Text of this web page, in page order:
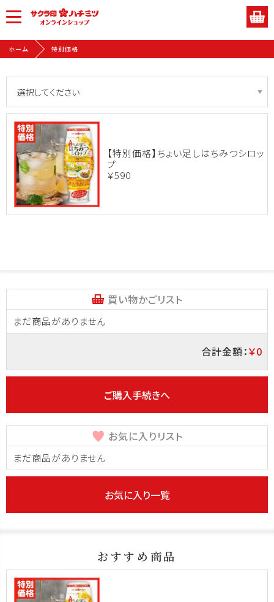
ホーム 特別価格
【特別価格】ちょい足しはちみつシロッ
プ
￥590
買い物かごリスト
まだ商品がありません
合計金額：￥0
ご購入手続きへ
お気に入りリスト
まだ商品がありません
お気に入り一覧
おすすめ商品